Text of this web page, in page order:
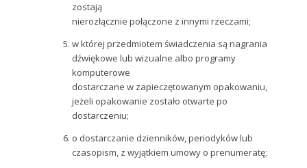
zostają
nierozłącznie połączone z innymi rzeczami;
w której przedmiotem świadczenia są nagrania
dźwiękowe lub wizualne albo programy
komputerowe
dostarczane w zapieczętowanym opakowaniu,
jeżeli opakowanie zostało otwarte po
dostarczeniu;
o dostarczanie dzienników, periodyków lub
czasopism, z wyjątkiem umowy o prenumeratę;